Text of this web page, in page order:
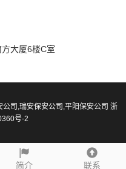
大厦6楼C室
简介 联系
公司 ,瑞安保安公司 ,平阳保安公司 浙
号-2